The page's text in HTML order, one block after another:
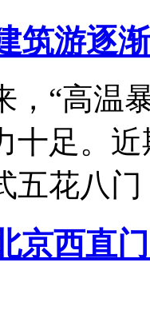
筑游逐
“高温暴
十足。
五花八门
京西直